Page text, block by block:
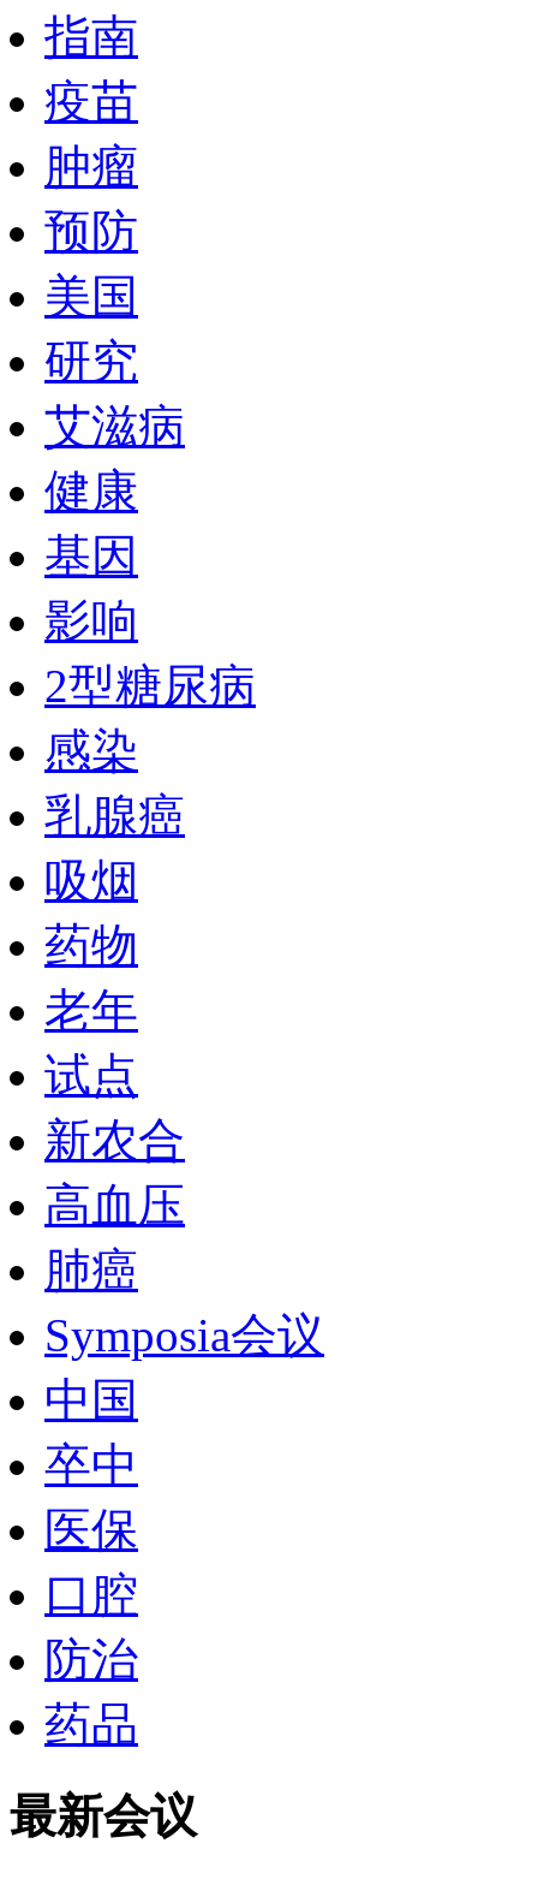
指南
疫苗
肿瘤
预防
美国
研究
艾滋病
健康
基因
影响
2型糖尿病
感染
乳腺癌
吸烟
药物
老年
试点
新农合
高血压
肺癌
Symposia会议
中国
卒中
医保
口腔
防治
药品
最新会议